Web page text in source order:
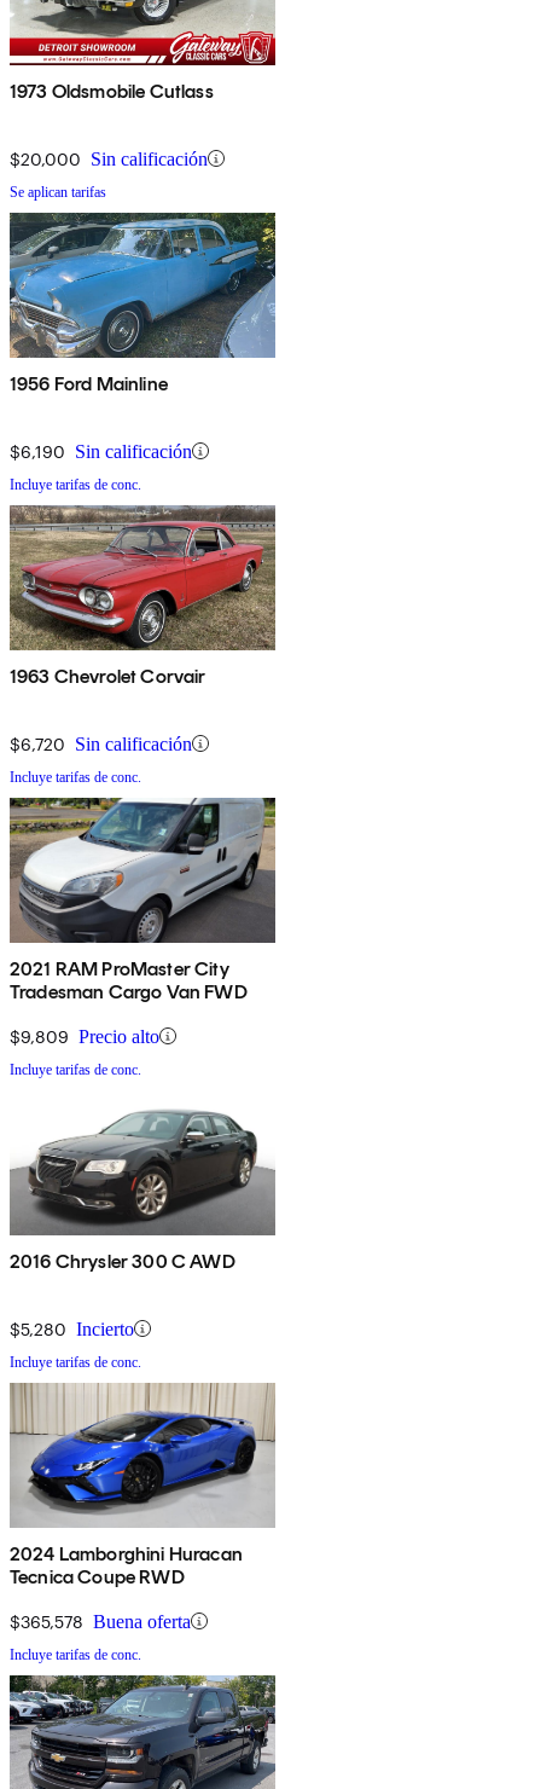
1973 Oldsmobile Cutlass
$20,000 Sin calificación
Se aplican tarifas
1956 Ford Mainline
$6,190 Sin calificación
Incluye tarifas de conc.
1963 Chevrolet Corvair
$6,720 Sin calificación
Incluye tarifas de conc.
2021 RAM ProMaster City
Tradesman Cargo Van FWD
$9,809 Precio alto
Incluye tarifas de conc.
2016 Chrysler 300 C AWD
$5,280 Incierto
Incluye tarifas de conc.
2024 Lamborghini Huracan
Tecnica Coupe RWD
$365,578 Buena oferta
Incluye tarifas de conc.